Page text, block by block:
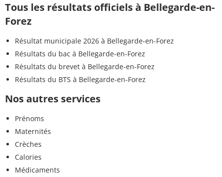
Tous les résultats officiels à Bellegarde-en-
Forez
Résultat municipale 2026 à Bellegarde-en-Forez
Résultats du bac à Bellegarde-en-Forez
Résultats du brevet à Bellegarde-en-Forez
Résultats du BTS à Bellegarde-en-Forez
Nos autres services
Prénoms
Maternités
Crèches
Calories
Médicaments